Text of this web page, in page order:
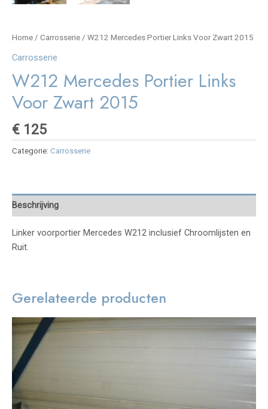
Home / Carrosserie / W212 Mercedes Portier Links Voor Zwart 2015
Carrosserie
W212 Mercedes Portier Links
Voor Zwart 2015
€ 125
Categorie: Carrosserie
Beschrijving
Linker voorportier Mercedes W212 inclusief Chroomlijsten en
Ruit.
Gerelateerde producten